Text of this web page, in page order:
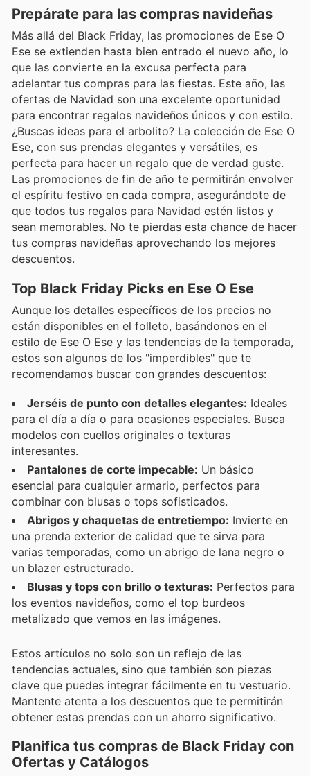
Prepárate para las compras navideñas
Más allá del Black Friday, las promociones de Ese O
Ese se extienden hasta bien entrado el nuevo año, lo
que las convierte en la excusa perfecta para
adelantar tus compras para las fiestas. Este año, las
ofertas de Navidad son una excelente oportunidad
para encontrar regalos navideños únicos y con estilo.
¿Buscas ideas para el arbolito? La colección de Ese O
Ese, con sus prendas elegantes y versátiles, es
perfecta para hacer un regalo que de verdad guste.
Las promociones de fin de año te permitirán envolver
el espíritu festivo en cada compra, asegurándote de
que todos tus regalos para Navidad estén listos y
sean memorables. No te pierdas esta chance de hacer
tus compras navideñas aprovechando los mejores
descuentos.
Top Black Friday Picks en Ese O Ese
Aunque los detalles específicos de los precios no
están disponibles en el folleto, basándonos en el
estilo de Ese O Ese y las tendencias de la temporada,
estos son algunos de los "imperdibles" que te
recomendamos buscar con grandes descuentos:
Jerséis de punto con detalles elegantes: Ideales
para el día a día o para ocasiones especiales. Busca
modelos con cuellos originales o texturas
interesantes.
Pantalones de corte impecable: Un básico
esencial para cualquier armario, perfectos para
combinar con blusas o tops sofisticados.
Abrigos y chaquetas de entretiempo: Invierte en
una prenda exterior de calidad que te sirva para
varias temporadas, como un abrigo de lana negro o
un blazer estructurado.
Blusas y tops con brillo o texturas: Perfectos para
los eventos navideños, como el top burdeos
metalizado que vemos en las imágenes.
Estos artículos no solo son un reflejo de las
tendencias actuales, sino que también son piezas
clave que puedes integrar fácilmente en tu vestuario.
Mantente atenta a los descuentos que te permitirán
obtener estas prendas con un ahorro significativo.
Planifica tus compras de Black Friday con
Ofertas y Catálogos